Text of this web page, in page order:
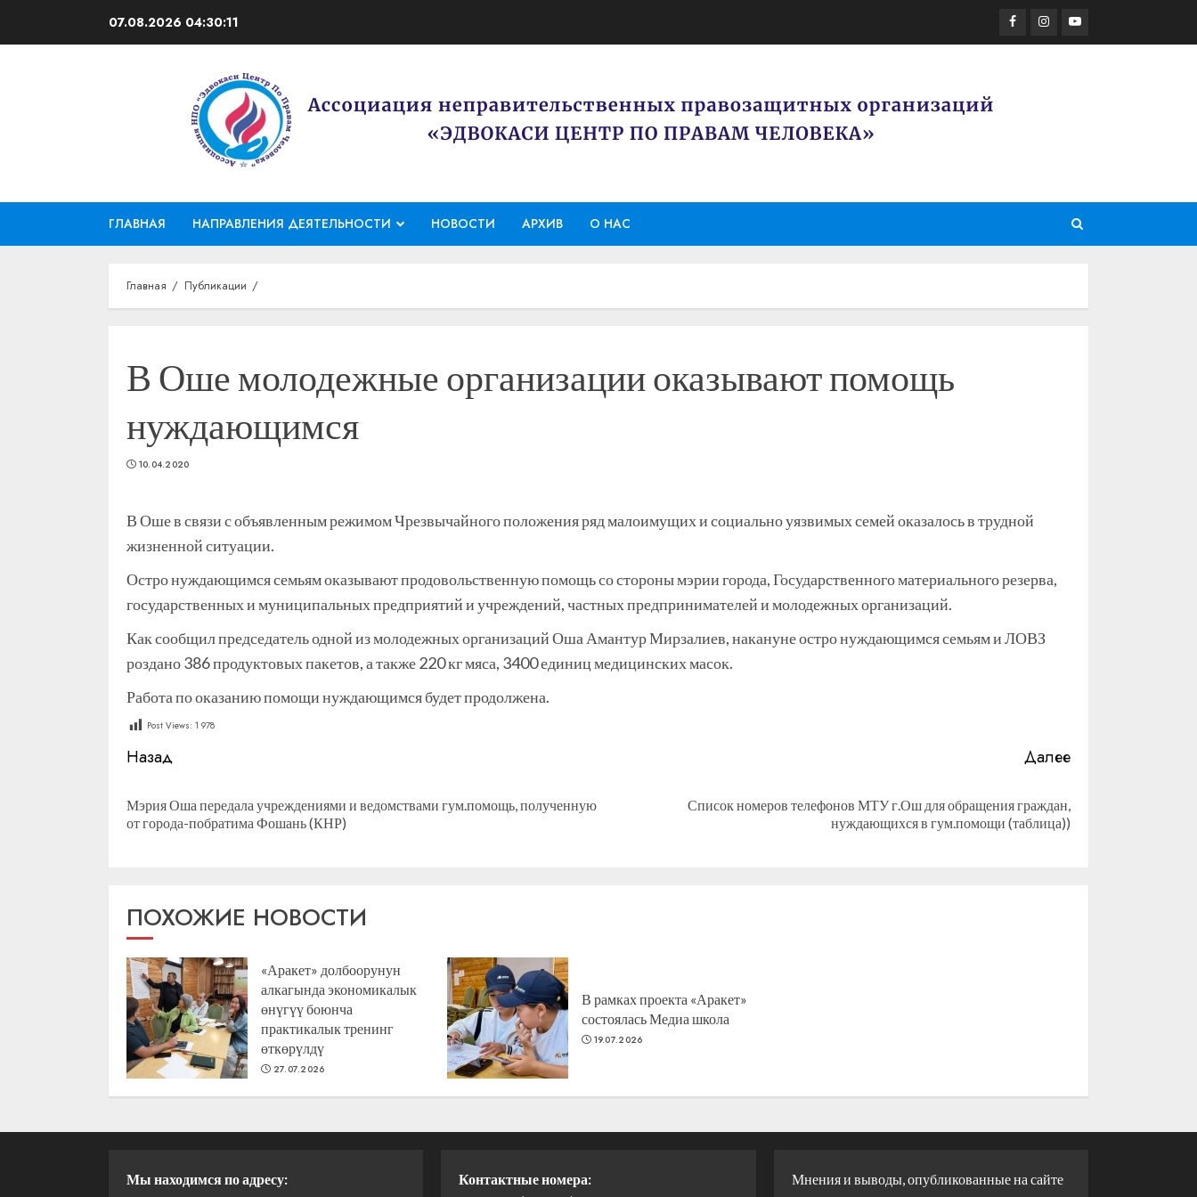
07.08.2026 04:30:11 Facebook
Instagram
Youtube
ГЛАВНАЯ НАПРАВЛЕНИЯ ДЕЯТЕЛЬНОСТИ НОВОСТИ АРХИВ О НАС
Главная Публикации
В Оше молодежные организации оказывают помощь
нуждающимся
10.04.2020
В Оше в связи с объявленным режимом Чрезвычайного положения ряд малоимущих и социально уязвимых семей оказалось в трудной
жизненной ситуации.
Остро нуждающимся семьям оказывают продовольственную помощь со стороны мэрии города, Государственного материального резерва,
государственных и муниципальных предприятий и учреждений, частных предпринимателей и молодежных организаций.
Как сообщил председатель одной из молодежных организаций Оша Амантур Мирзалиев, накануне остро нуждающимся семьям и ЛОВЗ
роздано 386 продуктовых пакетов, а также 220 кг мяса, 3400 единиц медицинских масок.
Работа по оказанию помощи нуждающимся будет продолжена.
Post Views: 1 978
Продолжить
Назад
Предыдущая
Мэрия Оша передала учреждениями и ведомствами гум.помощь, полученную
от города-побратима Фошань (КНР)
Далее
СледующаяСписок номеров телефонов МТУ г.Ош для обращения граждан,
нуждающихся в гум.помощи (таблица))
ПОХОЖИЕ НОВОСТИ
«Аракет» долбоорунун
алкагында экономикалык
өнүгүү боюнча
практикалык тренинг
өткөрүлдү
27.07.2026
В рамках проекта «Аракет»
состоялась Медиа школа
19.07.2026
Мы находимся по адресу:
Контактные номера:
Мнения и выводы, опубликованные на сайте